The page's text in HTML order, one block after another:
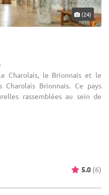
(24)
Charolais, le Brionnais et le
Brionnais. Ce pays
rassemblées au sein de
5.0 (6)